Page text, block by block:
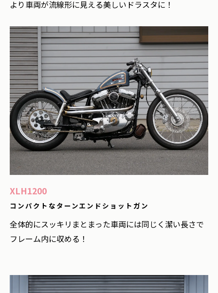
より車両が流線形に見える美しいドラスタに！
XLH1200
コンパクトなターンエンドショットガン
全体的にスッキリまとまった車両には同じく潔い長さで
フレーム内に収める！